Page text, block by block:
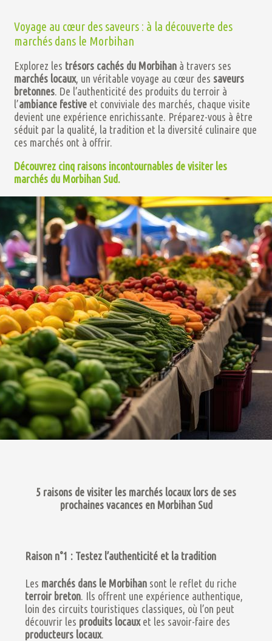
Voyage au cœur des saveurs : à la découverte des
marchés dans le Morbihan
Explorez les trésors cachés du Morbihan à travers ses
marchés locaux, un véritable voyage au cœur des saveurs
bretonnes. De l’authenticité des produits du terroir à
l’ambiance festive et conviviale des marchés, chaque visite
devient une expérience enrichissante. Préparez-vous à être
séduit par la qualité, la tradition et la diversité culinaire que
ces marchés ont à offrir.
Découvrez cinq raisons incontournables de visiter les
marchés du Morbihan Sud.
5 raisons de visiter les marchés locaux lors de ses
prochaines vacances en Morbihan Sud
Raison n°1 : Testez l’authenticité et la tradition
Les marchés dans le Morbihan sont le reflet du riche
terroir breton. Ils offrent une expérience authentique,
loin des circuits touristiques classiques, où l’on peut
découvrir les produits locauxet les savoir-faire des
producteurs locaux.